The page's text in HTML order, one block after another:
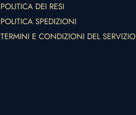
POLITICA DEI RESI
POLITICA SPEDIZIONI
TERMINI E CONDIZIONI DEL SERVIZIO